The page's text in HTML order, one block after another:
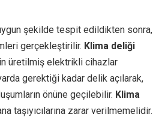
şekilde tespit edildikten sonra,
gerçekleştirilir. Klima deliği
üretilmiş elektrikli cihazlar
gerektiği kadar delik açılarak,
önüne geçilebilir. Klima
taşıyıcılarına zarar verilmemelidir.